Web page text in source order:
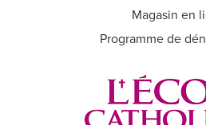
Magasin en
Programme de